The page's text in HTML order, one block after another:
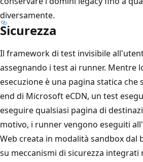
diversamente.
Sicurezza
Il framework di test invisibile
assegnando i test ai runner. Mentre
esecuzione è una pagina statica che
end di Microsoft eCDN, un test
eseguire qualsiasi pagina di
motivo, i runner vengono eseguiti
Web creata in modalità sandbox dal
su meccanismi di sicurezza